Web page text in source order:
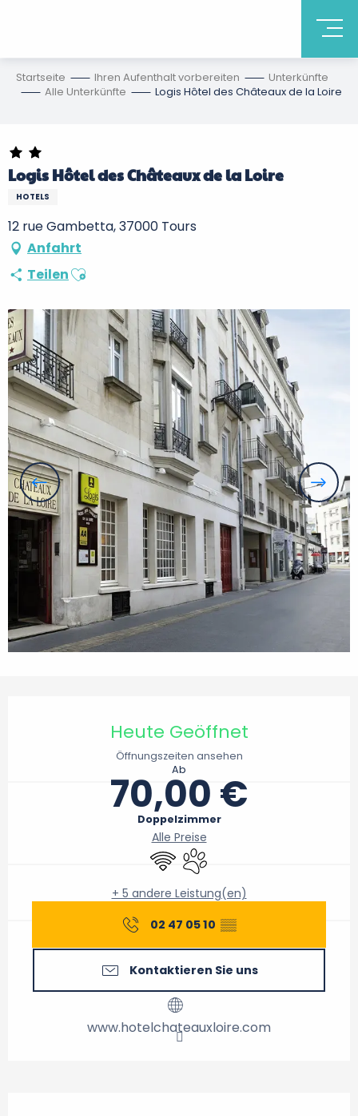
Startseite Ihren Aufenthalt vorbereiten
Unterkünfte
Alle Unterkünfte
Logis Hôtel des Châteaux de la Loire
Logis Hôtel des Châteaux de la Loire
HOTELS
12 rue Gambetta, 37000 Tours
Anfahrt
TeilenAjouter aux favoris
Heute Geöffnet
Öffnungszeiten ansehen
Ab
70,00 €
Doppelzimmer
Alle Preise
Wi-Fi Tiere erlaubt
+ 5 andere Leistung(en)
02 47 05 10 ▒▒
Kontaktieren Sie uns
www.hotelchateauxloire.com